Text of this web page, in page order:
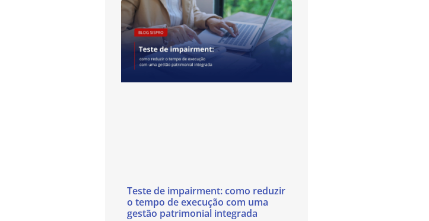
Teste de impairment: como reduzir
o tempo de execução com uma
gestão patrimonial integrada